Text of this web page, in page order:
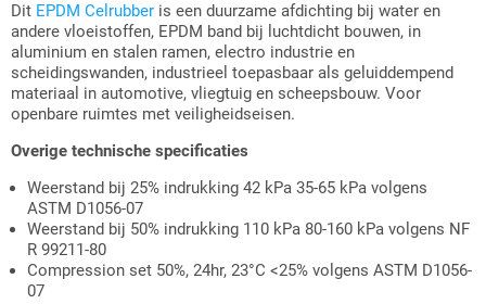
Dit EPDM Celrubber is een duurzame afdichting bij water en
andere vloeistoffen, EPDM band bij luchtdicht bouwen, in
aluminium en stalen ramen, electro industrie en
scheidingswanden, industrieel toepasbaar als geluiddempend
materiaal in automotive, vliegtuig en scheepsbouw. Voor
openbare ruimtes met veiligheidseisen.
Overige technische specificaties
Weerstand bij 25% indrukking 42 kPa 35-65 kPa volgens
ASTM D1056-07
Weerstand bij 50% indrukking 110 kPa 80-160 kPa volgens NF
R 99211-80
Compression set 50%, 24hr, 23°C <25% volgens ASTM D1056-
07